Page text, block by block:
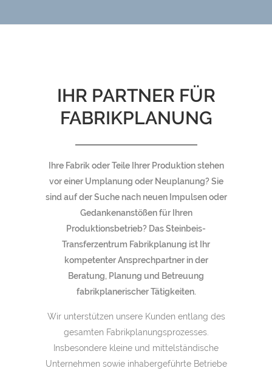
IHR PARTNER FÜR
FABRIKPLANUNG
Ihre Fabrik oder Teile Ihrer Produktion stehen
vor einer Umplanung oder Neuplanung? Sie
sind auf der Suche nach neuen Impulsen oder
Gedankenanstößen für Ihren
Produktionsbetrieb? Das Steinbeis-
Transferzentrum Fabrikplanung ist Ihr
kompetenter Ansprechpartner in der
Beratung, Planung und Betreuung
fabrikplanerischer Tätigkeiten.
Wir unterstützen unsere Kunden entlang des
gesamten Fabrikplanungsprozesses.
Insbesondere kleine und mittelständische
Unternehmen sowie inhabergeführte Betriebe